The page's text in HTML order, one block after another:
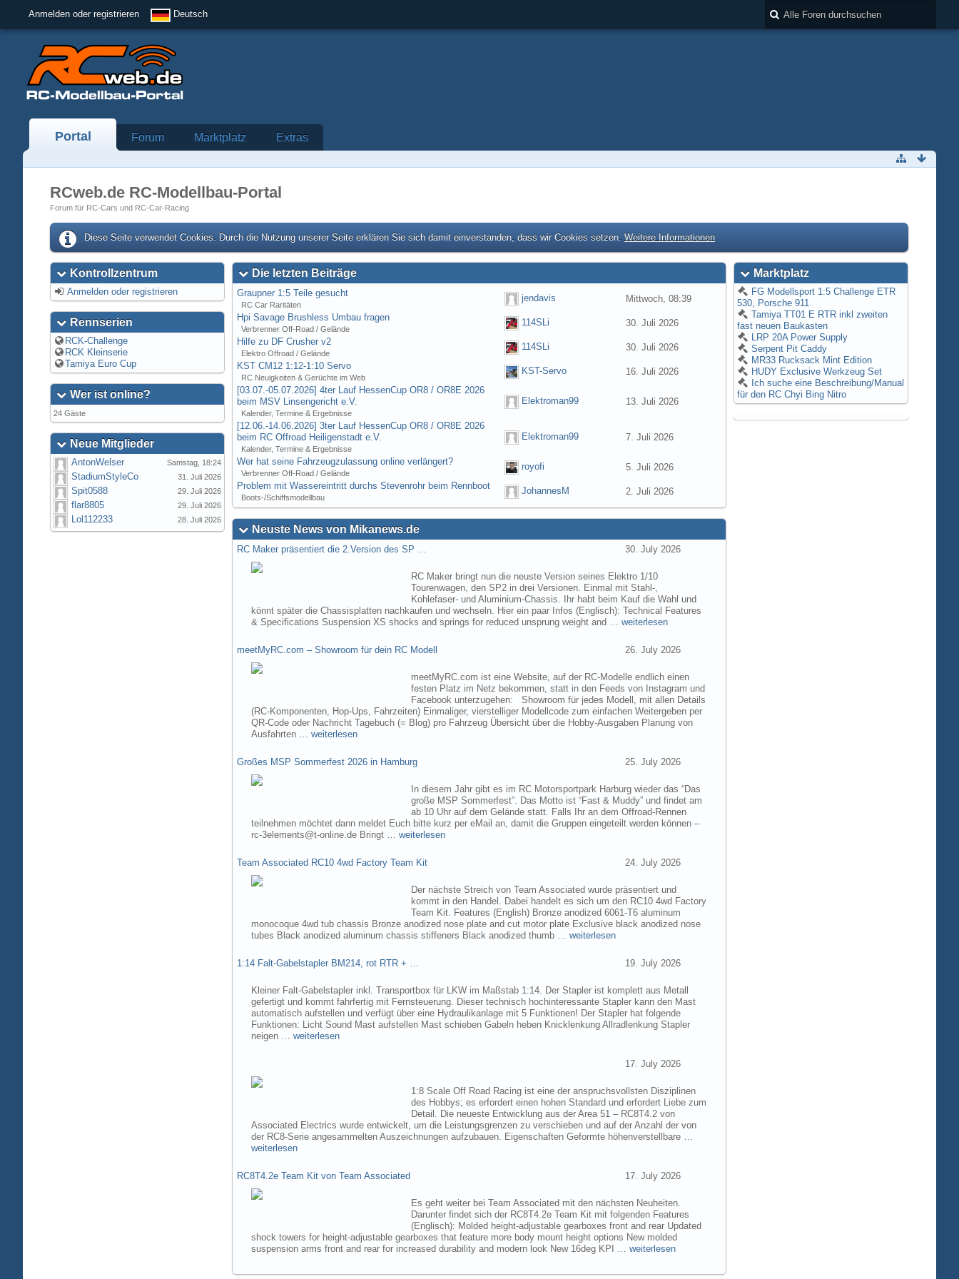
Anmelden oder registrieren Deutsch
Portal Forum Marktplatz Extras
RCweb.de RC-Modellbau-Portal
Forum für RC-Cars und RC-Car-Racing
Diese Seite verwendet Cookies. Durch die Nutzung unserer Seite erklären Sie sich damit einverstanden, dass wir Cookies setzen. Weitere Informationen
Kontrollzentrum
Anmelden oder registrieren
Rennserien
RCK-Challenge
RCK Kleinserie
Tamiya Euro Cup
Wer ist online?
24 Gäste
Neue Mitglieder
AntonWelser Samstag, 18:24
StadiumStyleCo 31. Juli 2026
Spit0588 29. Juli 2026
flar8805 29. Juli 2026
Lol112233 28. Juli 2026
Die letzten Beiträge
Graupner 1:5 Teile gesucht
RC Car Raritäten
jendavis
Mittwoch, 08:39
Hpi Savage Brushless Umbau fragen
Verbrenner Off-Road / Gelände
114SLi
30. Juli 2026
Hilfe zu DF Crusher v2
Elektro Offroad / Gelände
114SLi
30. Juli 2026
KST CM12 1:12-1:10 Servo
RC Neuigkeiten & Gerüchte im Web
KST-Servo
16. Juli 2026
[03.07.-05.07.2026] 4ter Lauf HessenCup OR8 / OR8E 2026
beim MSV Linsengericht e.V.
Kalender, Termine & Ergebnisse
Elektroman99 13. Juli 2026
[12.06.-14.06.2026] 3ter Lauf HessenCup OR8 / OR8E 2026
beim RC Offroad Heiligenstadt e.V.
Kalender, Termine & Ergebnisse
Elektroman99 7. Juli 2026
Wer hat seine Fahrzeugzulassung online verlängert?
Verbrenner Off-Road / Gelände
royofi
5. Juli 2026
Problem mit Wassereintritt durchs Stevenrohr beim Rennboot
Boots-/Schiffsmodellbau
JohannesM 2. Juli 2026
Neuste News von Mikanews.de
RC Maker präsentiert die 2.Version des SP … 30. July 2026
RC Maker bringt nun die neuste Version seines Elektro 1/10
Tourenwagen, den SP2 in drei Versionen. Einmal mit Stahl-,
Kohlefaser- und Aluminium-Chassis. Ihr habt beim Kauf die Wahl und
könnt später die Chassisplatten nachkaufen und wechseln. Hier ein paar Infos (Englisch): Technical Features
& Specifications Suspension XS shocks and springs for reduced unsprung weight and …weiterlesen
meetMyRC.com – Showroom für dein RC Modell 26. July 2026
meetMyRC.com ist eine Website, auf der RC-Modelle endlich einen
festen Platz im Netz bekommen, statt in den Feeds von Instagram und
Facebook unterzugehen: Showroom für jedes Modell, mit allen Details
(RC-Komponenten, Hop-Ups, Fahrzeiten) Einmaliger, vierstelliger Modellcode zum einfachen Weitergeben per
QR-Code oder Nachricht Tagebuch (= Blog) pro Fahrzeug Übersicht über die Hobby-Ausgaben Planung von
Ausfahrten …weiterlesen
Großes MSP Sommerfest 2026 in Hamburg 25. July 2026
In diesem Jahr gibt es im RC Motorsportpark Harburg wieder das “Das
große MSP Sommerfest”. Das Motto ist “Fast & Muddy” und findet am
ab 10 Uhr auf dem Gelände statt. Falls Ihr an dem Offroad-Rennen
teilnehmen möchtet dann meldet Euch bitte kurz per eMail an, damit die Gruppen eingeteilt werden können –
rc-3elements@t-online.de Bringt …weiterlesen
Team Associated RC10 4wd Factory Team Kit 24. July 2026
Der nächste Streich von Team Associated wurde präsentiert und
kommt in den Handel. Dabei handelt es sich um den RC10 4wd Factory
Team Kit. Features (English) Bronze anodized 6061-T6 aluminum
monocoque 4wd tub chassis Bronze anodized nose plate and cut motor plate Exclusive black anodized nose
tubes Black anodized aluminum chassis stiffeners Black anodized thumb …weiterlesen
1:14 Falt-Gabelstapler BM214, rot RTR + … 19. July 2026
Kleiner Falt-Gabelstapler inkl. Transportbox für LKW im Maßstab 1:14. Der Stapler ist komplett aus Metall
gefertigt und kommt fahrfertig mit Fernsteuerung. Dieser technisch hochinteressante Stapler kann den Mast
automatisch aufstellen und verfügt über eine Hydraulikanlage mit 5 Funktionen! Der Stapler hat folgende
Funktionen: Licht Sound Mast aufstellen Mast schieben Gabeln heben Knicklenkung Allradlenkung Stapler
neigen …weiterlesen
17. July 2026
1:8 Scale Off Road Racing ist eine der anspruchsvollsten Disziplinen
des Hobbys; es erfordert einen hohen Standard und erfordert Liebe zum
Detail. Die neueste Entwicklung aus der Area 51 – RC8T4.2 von
Associated Electrics wurde entwickelt, um die Leistungsgrenzen zu verschieben und auf der Anzahl der von
der RC8-Serie angesammelten Auszeichnungen aufzubauen. Eigenschaften Geformte höhenverstellbare …
weiterlesen
RC8T4.2e Team Kit von Team Associated 17. July 2026
Es geht weiter bei Team Associated mit den nächsten Neuheiten.
Darunter findet sich der RC8T4.2e Team Kit mit folgenden Features
(Englisch): Molded height-adjustable gearboxes front and rear Updated
shock towers for height-adjustable gearboxes that feature more body mount height options New molded
suspension arms front and rear for increased durability and modern look New 16deg KPI …weiterlesen
Marktplatz
FG Modellsport 1:5 Challenge ETR
530, Porsche 911
Tamiya TT01 E RTR inkl zweiten
fast neuen Baukasten
LRP 20A Power Supply
Serpent Pit Caddy
MR33 Rucksack Mint Edition
HUDY Exclusive Werkzeug Set
Ich suche eine Beschreibung/Manual
für den RC Chyi Bing Nitro